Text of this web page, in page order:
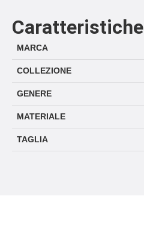
Caratteristiche
MARCA
COLLEZIONE
GENERE
MATERIALE
TAGLIA